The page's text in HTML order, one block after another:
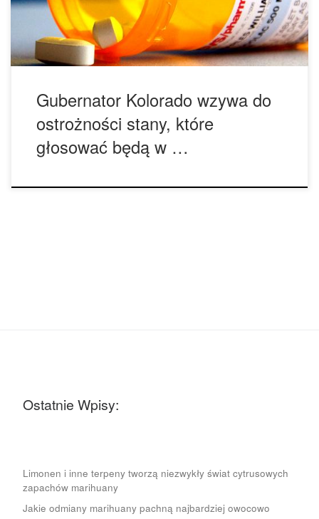
USA mieszka w stanach, gdzie rekreacyjna marihuana […]
Gubernator Kolorado wzywa do
ostrożności stany, które
głosować będą w …
Ostatnie Wpisy:
Limonen i inne terpeny tworzą niezwykły świat cytrusowych
zapachów marihuany
Jakie odmiany marihuany pachną najbardziej owocowo